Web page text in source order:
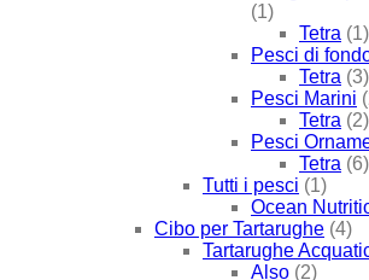
(1)
Tetra (1)
Pesci di
Tetra (3)
Pesci Marini
Tetra (2)
Pesci
Tetra (6)
Tutti i pesci (1)
Ocean
Cibo per Tartarughe (4)
Tartarughe
Also (2)